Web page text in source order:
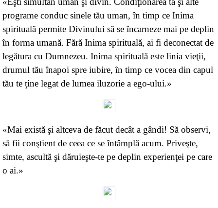
programe conduc sinele tău uman, în timp ce Inima
spirituală permite Divinului să se încarneze mai pe deplin
în forma umană. Fără Inima spirituală, ai fi deconectat de
legătura cu Dumnezeu. Inima spirituală este linia vieţii,
drumul tău înapoi spre iubire, în timp ce vocea din capul
tău te ţine legat de lumea iluzorie a ego-ului.»
«Mai există şi altceva de făcut decât a gândi! Să observi,
să fii conştient de ceea ce se întâmplă acum. Priveşte,
simte, ascultă şi dăruieşte-te pe deplin experienţei pe care
o ai.»